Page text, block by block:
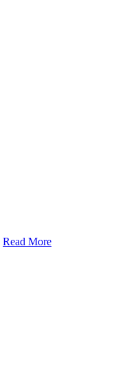
Read More